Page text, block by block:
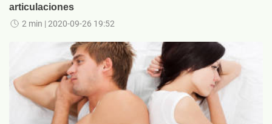
articulaciones
2 min | 2020-09-26 19:52